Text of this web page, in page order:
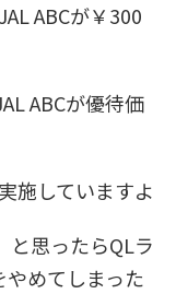
ABCが￥300
ABCが優待価
施していますよ
と思ったらQLラ
めてしまった